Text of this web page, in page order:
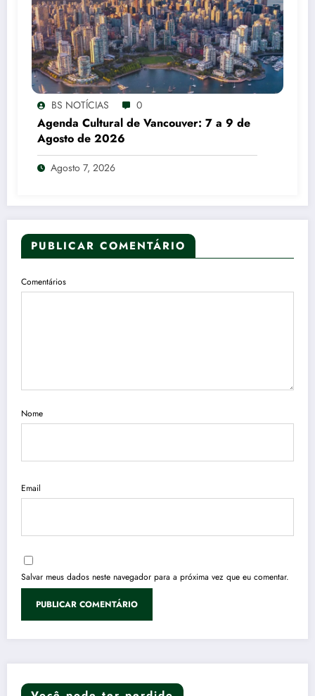
BS NOTÍCIAS 0
Agenda Cultural de Vancouver: 7 a 9 de
Agosto de 2026
Agosto 7, 2026
PUBLICAR COMENTÁRIO
Comentários
Nome
Email
Salvar meus dados neste navegador para a próxima vez que eu comentar.